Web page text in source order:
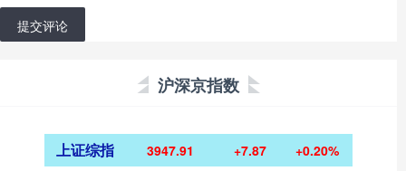
提交评论
沪深京指数
上证综指 3947.91 +7.87 +0.20%